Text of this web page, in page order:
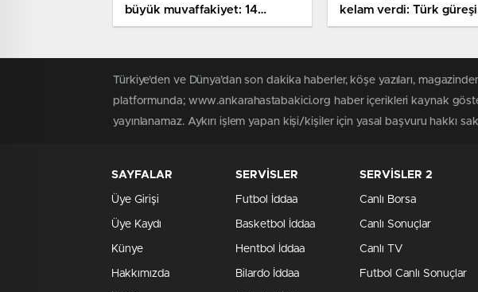
büyük muvaffakiyet: 14
madalya kazandılar
kelam verdi: Türk
Türkiye'den ve Dünya’dan son dakika haberler, köşe yazıları,
platformunda; www.ankarahastabakici.org haber içerikleri kaynak
yayınlanamaz. Aykırı işlem yapan kişi/kişiler için yasal başvuru hakkı
SAYFALAR
Üye Girişi
Üye Kaydı
Künye
Hakkımızda
SERVİSLER
Futbol İddaa
Basketbol İddaa
Hentbol İddaa
Bilardo İddaa
SERVİSLER 2
Canlı Borsa
Canlı Sonuçlar
Canlı TV
Futbol Canlı Sonuçlar